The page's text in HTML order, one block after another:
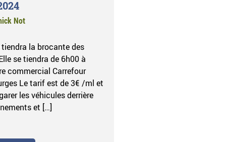
Not
la brocante des
se tiendra de 6h00 à
commercial Carrefour
Le tarif est de 3€ /ml et
les véhicules derrière
et […]